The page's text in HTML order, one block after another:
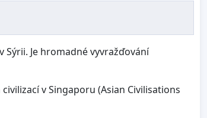
Je hromadné vyvražďování
v Singaporu (Asian Civilisations